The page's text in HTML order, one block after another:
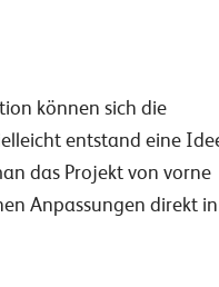
können sich die
entstand eine
das Projekt von vorne
Anpassungen direkt